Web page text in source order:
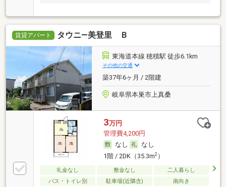
賃貸アパート タウニ―美登里 Ｂ
東海道本線 穂積駅 徒歩6.1km
その他の交通
築37年6ヶ月 / 2階建
岐阜県本巣市上真桑
3万円
管理費4,200円
なし
なし
1階 / 2DK（35.3m2）
礼金なし 敷金なし
二人暮らし
バス・トイレ別
駐車場(近隣含) 南向き